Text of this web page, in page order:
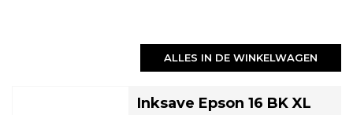
ALLES IN DE WINKELWAGEN
Inksave Epson 16 BK XL